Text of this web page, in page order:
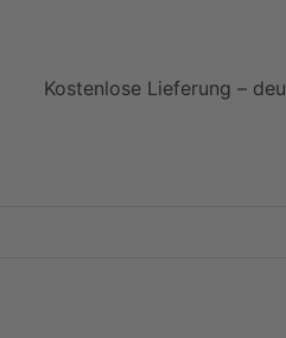
Kostenlose Lieferung –